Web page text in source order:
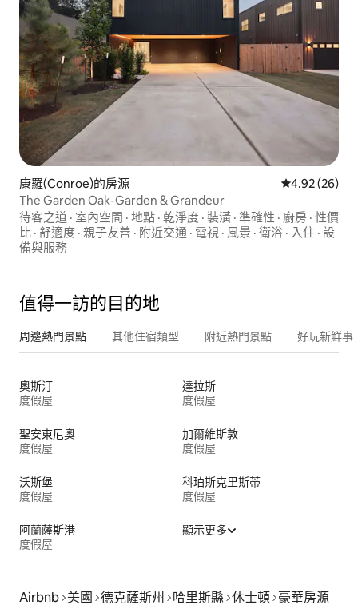
康羅(Conroe)的房源 從 26 則評價
4.92 (26)
The Garden Oak-Garden & Grandeur
待客之道 · 室內空間 · 地點 · 乾淨度 · 裝潢 · 準確性 · 廚房 · 性價
比 · 舒適度 · 親子友善 · 附近交通 · 電視 · 風景 · 衛浴 · 入住 · 設
備與服務
值得一訪的目的地
周邊熱門景點 其他住宿類型 附近熱門景點 好玩新鮮事
奧斯汀
度假屋
達拉斯
度假屋
聖安東尼奧
度假屋
加爾維斯敦
度假屋
沃斯堡
度假屋
科珀斯克里斯蒂
度假屋
阿蘭薩斯港
度假屋
顯示更多
Airbnb 美國 德克薩斯州 哈里斯縣 休士頓 豪華房源